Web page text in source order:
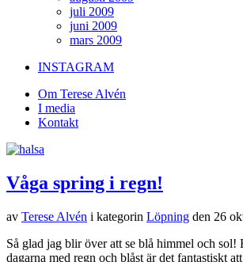
juli 2009
juni 2009
mars 2009
INSTAGRAM
Om Terese Alvén
I media
Kontakt
Våga spring i regn!
av Terese Alvén i kategorin Löpning den 26
Så glad jag blir över att se blå himmel och sol!
dagarna med regn och blåst är det fantastiskt